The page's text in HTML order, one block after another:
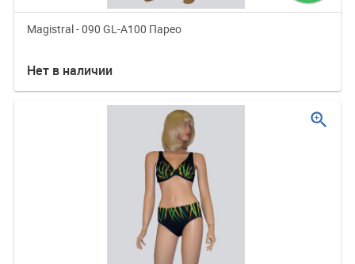
Magistral - 090 GL-A100 Парео
Нет в наличии
zoom_in